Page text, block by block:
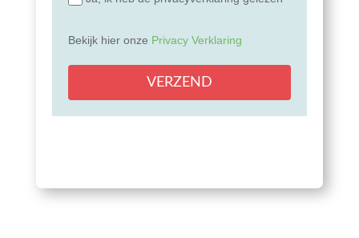
Bekijk hier onze Privacy Verklaring
VERZEND